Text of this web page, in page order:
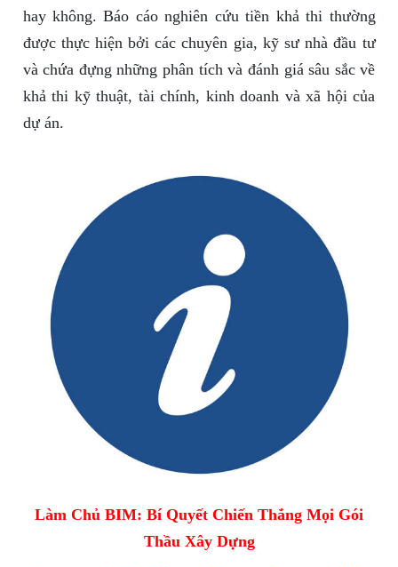
hay không. Báo cáo nghiên cứu tiền khả thi thường
được thực hiện bởi các chuyên gia, kỹ sư nhà đầu tư
và chứa đựng những phân tích và đánh giá sâu sắc về
khả thi kỹ thuật, tài chính, kinh doanh và xã hội của
dự án.
Làm Chủ BIM: Bí Quyết Chiến Thắng Mọi Gói
Thầu Xây Dựng